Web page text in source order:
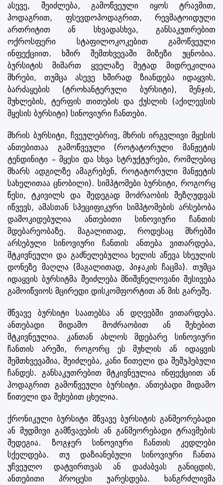
ასევე, შეიძლება, გამოწვეული იყოს ტრავმით,
პოდაგრით, ფსევდოპოდაგრით, რევმატოიდული
ართრიტით ან სხვადასხვა, განსაკუთრებით
ოქროსფერი სტაფილოკოკებით გამოწვეული
ინფექციით. ხშირ შემთხვევაში მიზეზი უცნობია.
ბურსიტის მიმართ ყველაზე მეტად მიდრეკილია
მხრები, თუმცა ასევე ხშირად ზიანდება იდაყვის,
ბარძაყების (ტროხანტერული ბურსიტი), მენჯის,
მუხლების, ტერფის თითების და ქუსლის (აქილევსის
მყესის ბურსიტი) სინოვიური ჩანთები.
მხრის ბურსიტი, ჩვეულებრივ, მხრის ირგვლივი მყესის
ანთებითაა გამოწვეული (როტატორული მანჟეტის
ტენდინიტი – მყესი და სხვა სტრუქტურები, რომლებიც
მხარს ადგილზე ამაგრებენ, როტატორული მანჟეტის
სახელითაა ცნობილი). სიმპტომები ბურსიტი, როგორც
წესი, ტკივილს და შედეგად მოძრაობის შეზღუდვას
იწვევს, ამასთან სპეციფიკური სიმპტომების არსებობა
დამოკიდებულია ანთებითი სინოვიური ჩანთის
მდებარეობაზე. მაგალითად, როდესაც მხრებში
არსებული სინოვიური ჩანთის ანთება ვითარდება,
მტკივნეული და გაძნელებულია ხელის აწევა სხეულის
დონეზე მაღლა (მაგალითად, პიჯაკის ჩაცმა). თუმცა
იდაყვის ბურსიტმა შეიძლება მნიშვნელოვანი შესივება
გამოიწვიოს მცირედი დისკომფორტით ან მის გარეშე.
მწვავე ბურსიტი საათებსა ან დღეებში ვითარდება.
ანთებადი მიდამო მოძრაობით ან შეხებით
მტკივნეულია. კანთან ახლოს მდებარე სინოვიური
ჩანთის არეში, როგორც ეს მუხლის ან იდაყვის
შემთხვევაშია, შეიძლება, კანი წითელი და შეშუპებული
ჩანდეს. განსაკუთრებით მტკივნეულია ინფექციით ან
პოდაგრით გამოწვეული ბურსიტი. ანთებადი მიდამო
წითელი და შეხებით ცხელია.
ქრონიკული ბურსიტი მწვავე ბურსიტის განმეორებადი
ან მუდმივი გამწვავების ან განმეორებადი ტრავმების
შედეგია. ზოგჯერ სინოვიური ჩანთის კედლები
სქელდება. თუ დაზიანებული სინოვიური ჩანთა
უჩვეულო დატვირთვას ან დაძაბვას განიცდის,
ანთებითი პროცესი უარესდება. ხანგრძლივმა